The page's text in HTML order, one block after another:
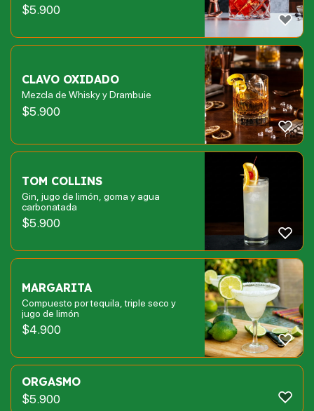
$5.900
CLAVO OXIDADO
Mezcla de Whisky y Drambuie
$5.900
TOM COLLINS
Gin, jugo de limón, goma y agua
carbonatada
$5.900
MARGARITA
Compuesto por tequila, triple seco y
jugo de limón
$4.900
ORGASMO
$5.900